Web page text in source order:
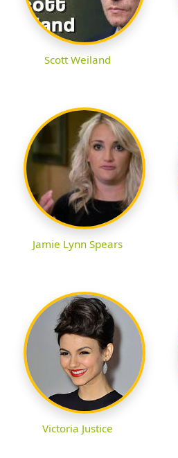
Scott Weiland
Jamie Lynn Spears
Victoria Justice